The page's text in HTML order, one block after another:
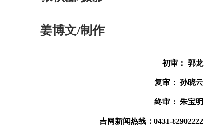
姜博文/制作
初审： 郭龙
复审： 孙晓云
终审： 朱宝明
吉网新闻热线：0431-82902222